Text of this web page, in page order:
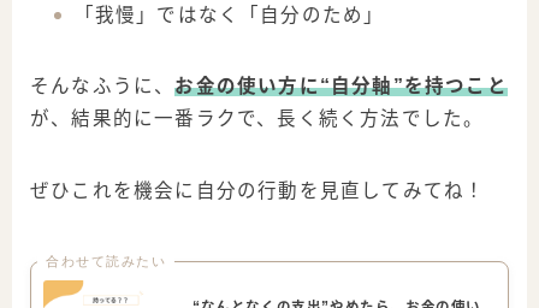
「我慢」ではなく「自分のため」
そんなふうに、お金の使い方に“自分軸”を持つこと
が、結果的に一番ラクで、長く続く方法でした。
ぜひこれを機会に自分の行動を見直してみてね！
合わせて読みたい